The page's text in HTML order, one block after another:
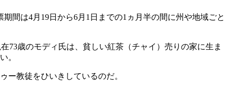
間は4月19日から6月1日までの1ヵ月半の間に州や地域ごと
73歳のモディ氏は、貧しい紅茶（チャイ）売りの家に生ま
。
ー教徒をひいきしているのだ。